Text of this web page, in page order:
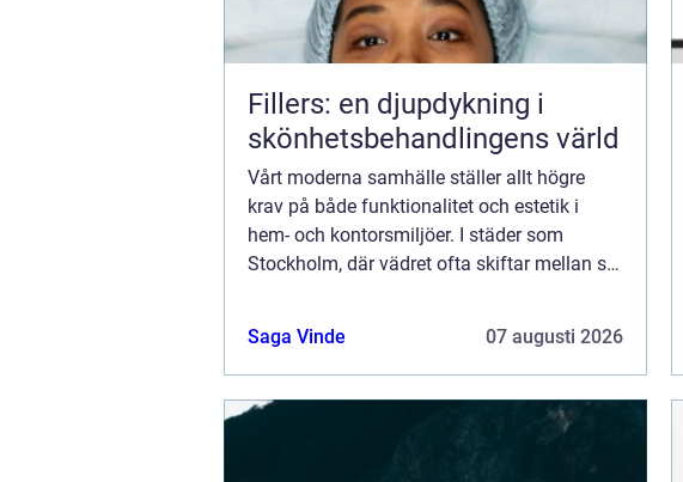
Fillers: en djupdykning i
skönhetsbehandlingens värld
Vårt moderna samhälle ställer allt högre
krav på både funktionalitet och estetik i
hem- och kontorsmiljöer. I städer som
Stockholm, där vädret ofta skiftar mellan sol
Saga Vinde
07 augusti 2026